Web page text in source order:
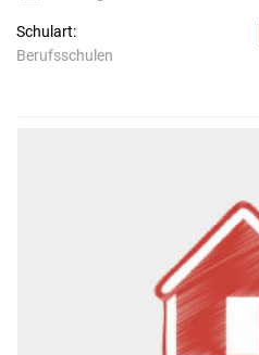
Schulart:
Berufsschulen